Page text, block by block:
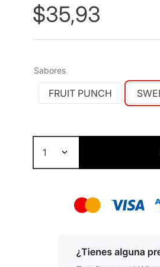
$35,93
Sabores
FRUIT PUNCH
1